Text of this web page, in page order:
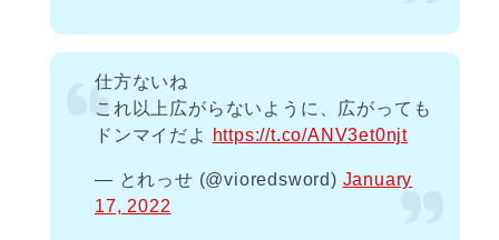
仕方ないね
これ以上広がらないように、広がっても
ドンマイだよ
https://t.co/ANV3et0njt
— とれっせ (@vioredsword) January
17, 2022